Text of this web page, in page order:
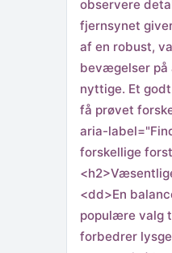
observere
fjernsynet
af en robust,
bevægelser på
nyttige. Et
få prøvet
aria-
forskellige
<dd>En
populære valg
forbedrer